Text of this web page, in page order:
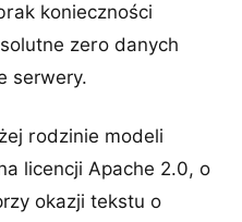
konieczności
zero danych
serwery.
rodzinie modeli
licencji Apache 2.0, o
okazji tekstu o